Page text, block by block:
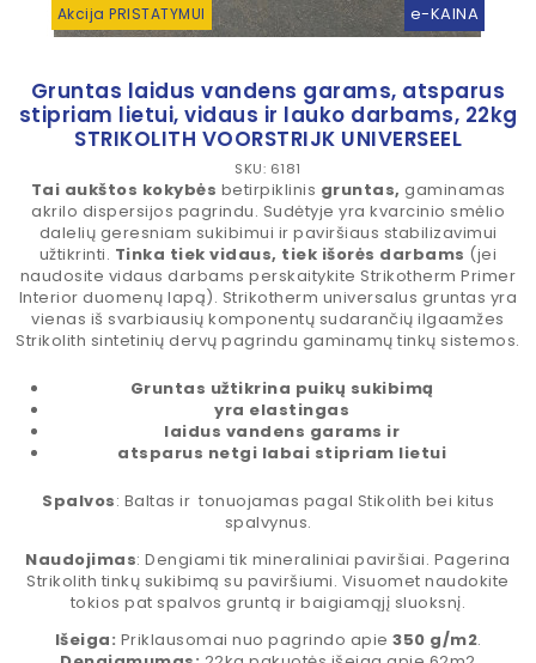
Akcija PRISTATYMUI e-KAINA
Gruntas laidus vandens garams, atsparus
stipriam lietui, vidaus ir lauko darbams, 22kg
STRIKOLITH VOORSTRIJK UNIVERSEEL
SKU: 6181
Tai aukštos kokybės betirpiklinis gruntas, gaminamas
akrilo dispersijos pagrindu. Sudėtyje yra kvarcinio smėlio
dalelių geresniam sukibimui ir paviršiaus stabilizavimui
užtikrinti. Tinka tiek vidaus, tiek išorės darbams (jei
naudosite vidaus darbams perskaitykite Strikotherm Primer
Interior duomenų lapą). Strikotherm universalus gruntas yra
vienas iš svarbiausių komponentų sudarančių ilgaamžes
Strikolith sintetinių dervų pagrindu gaminamų tinkų sistemos.
Gruntas užtikrina puikų sukibimą
yra elastingas
laidus vandens garams ir
atsparus netgi labai stipriam lietui
Spalvos: Baltas ir tonuojamas pagal Stikolith bei kitus
spalvynus.
Naudojimas: Dengiami tik mineraliniai paviršiai. Pagerina
Strikolith tinkų sukibimą su paviršiumi. Visuomet naudokite
tokios pat spalvos gruntą ir baigiamąjį sluoksnį.
Išeiga: Priklausomai nuo pagrindo apie 350 g/m2.